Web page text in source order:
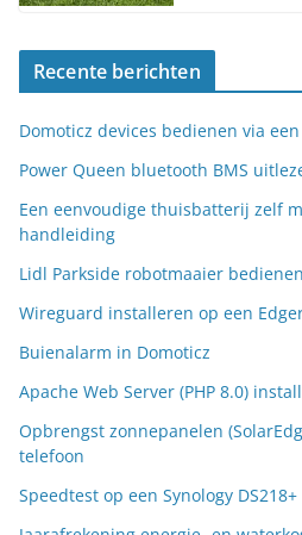
Recente berichten
Domoticz devices bedienen via
Power Queen bluetooth BMS
Een eenvoudige thuisbatterij zelf
handleiding
Lidl Parkside robotmaaier
Wireguard installeren op een
Buienalarm in Domoticz
Apache Web Server (PHP 8.0)
Opbrengst zonnepanelen
telefoon
Speedtest op een Synology